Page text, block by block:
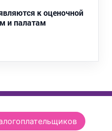
к оценочной
и палатам